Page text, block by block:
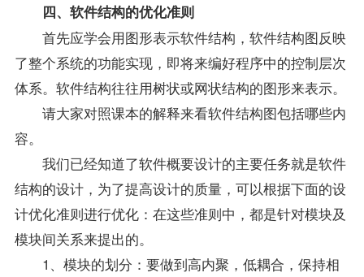
四、软件结构的优化准则
首先应学会用图形表示软件结构，软件结构图反映
了整个系统的功能实现，即将来编好程序中的控制层次
体系。软件结构往往用树状或网状结构的图形来表示。
请大家对照课本的解释来看软件结构图包括哪些内
容。
我们已经知道了软件概要设计的主要任务就是软件
结构的设计，为了提高设计的质量，可以根据下面的设
计优化准则进行优化：在这些准则中，都是针对模块及
模块间关系来提出的。
1、模块的划分：要做到高内聚，低耦合，保持相